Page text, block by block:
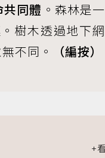
同體 。森林是一
樹木透過地下網
不同。
（編按）